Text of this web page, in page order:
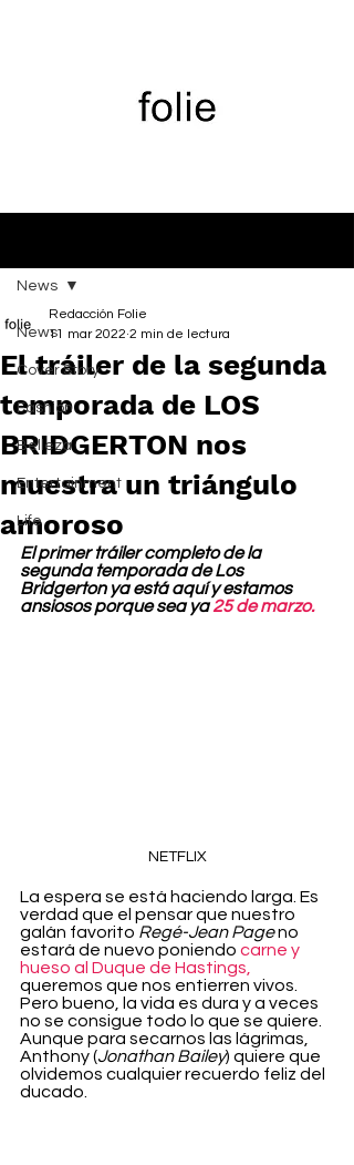
News
Cover Story
Fashion
Belleza
Entertainment
Life
News
El tráiler de la segunda
temporada de LOS
BRIDGERTON nos
muestra un triángulo
amoroso
Redacción Folie
11 mar 2022 2 min de lectura
El primer tráiler completo de la
segunda temporada de Los
Bridgerton ya está aquí y estamos
ansiosos porque sea ya 25 de marzo.
NETFLIX
La espera se está haciendo larga. Es
verdad que el pensar que nuestro
galán favorito Regé-Jean Page no
estará de nuevo poniendo carne y
hueso al Duque de Hastings,
queremos que nos entierren vivos.
Pero bueno, la vida es dura y a veces
no se consigue todo lo que se quiere.
Aunque para secarnos las lágrimas,
Anthony (Jonathan Bailey) quiere que
olvidemos cualquier recuerdo feliz del
ducado.